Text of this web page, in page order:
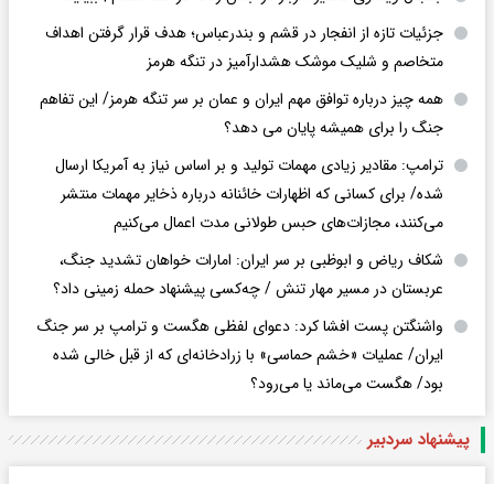
جزئیات تازه از انفجار در قشم و بندرعباس؛ هدف قرار گرفتن اهداف
متخاصم و شلیک موشک هشدارآمیز در تنگه هرمز
همه چیز درباره توافق مهم ایران و عمان بر سر تنگه هرمز/ این تفاهم
جنگ را برای همیشه پایان می دهد؟
ترامپ: مقادیر زیادی مهمات تولید و بر اساس نیاز به آمریکا ارسال
شده/ برای کسانی که اظهارات خائنانه درباره ذخایر مهمات منتشر
می‌کنند، مجازات‌های حبس طولانی مدت اعمال می‌کنیم
شکاف ریاض و ابوظبی بر سر ایران: امارات خواهان تشدید جنگ،
عربستان در مسیر مهار تنش / چه‌کسی پیشنهاد حمله زمینی داد؟
واشنگتن پست افشا کرد: دعوای لفظی هگست و ترامپ بر سر جنگ
ایران/ عملیات «خشم حماسی» با زرادخانه‌ای که از قبل خالی شده
بود/ هگست می‌ماند یا می‌رود؟
پیشنهاد سردبیر